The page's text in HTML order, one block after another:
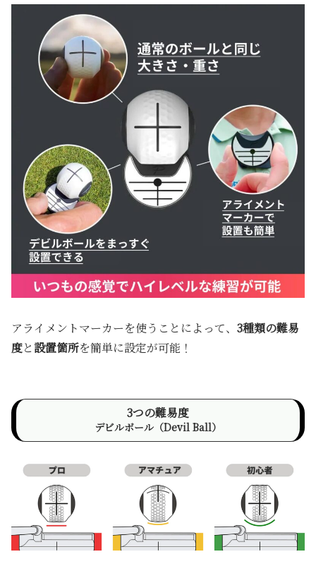
アライメントマーカーを使うことによって、 3種類の難易
度と設置箇所を簡単に設定が可能！
3つの難易度
デビルボール（Devil Ball）